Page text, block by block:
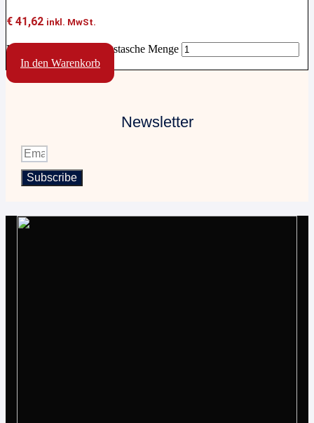
€ 41,62 inkl. MwSt.
Kennzeichen-Zulassungstasche Menge
In den Warenkorb
Newsletter
Subscribe